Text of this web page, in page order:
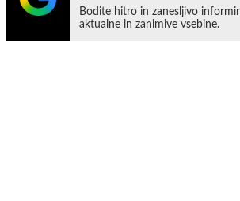
Bodite hitro in zanesljivo
aktualne in zanimive vsebine.